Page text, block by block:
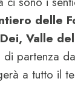
delle
Valle
di partenza
a tutto il